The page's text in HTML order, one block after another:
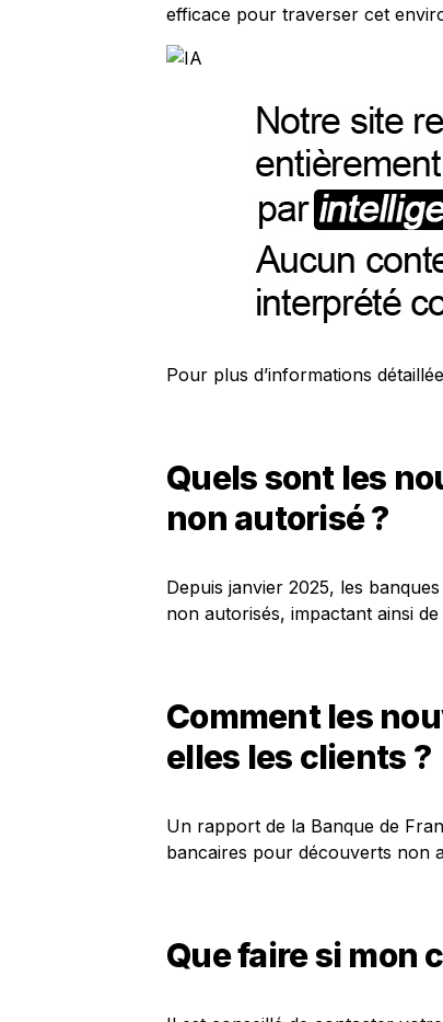
efficace pour traverser cet
Pour plus d’informations
Quels sont les
non autorisé ?
Depuis janvier 2025, les
non autorisés, impactant ainsi
Comment les
elles les clients ?
Un rapport de la Banque de
bancaires pour découverts non
Que faire si mon